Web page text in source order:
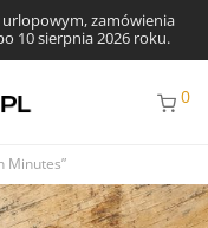
urlopowym, zamówienia
10 sierpnia 2026 roku.
0
Minutes”